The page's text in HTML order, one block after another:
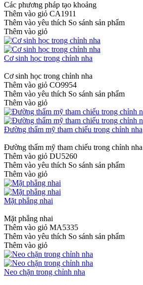
Các phương pháp tạo khoảng
Thêm vào giỏ CA1911
Thêm vào yêu thích So sánh sản phẩm
Thêm vào giỏ
Cơ sinh học trong chỉnh nha
Cơ sinh học trong chỉnh nha
Thêm vào giỏ CO9954
Thêm vào yêu thích So sánh sản phẩm
Thêm vào giỏ
Đường thẩm mỹ tham chiếu trong chỉnh nha
Đường thẩm mỹ tham chiếu trong chỉnh nha
Thêm vào giỏ DU5260
Thêm vào yêu thích So sánh sản phẩm
Thêm vào giỏ
Mặt phẳng nhai
Mặt phẳng nhai
Thêm vào giỏ MA5335
Thêm vào yêu thích So sánh sản phẩm
Thêm vào giỏ
Neo chặn trong chỉnh nha